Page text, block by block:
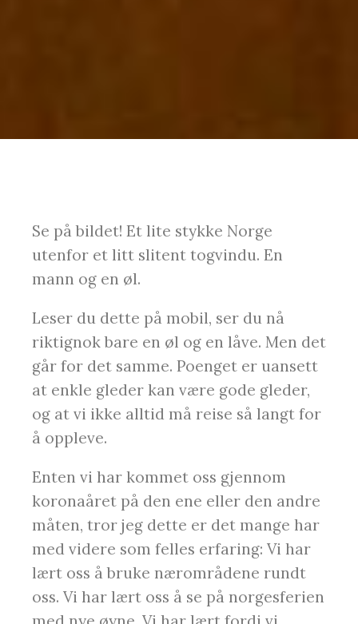
Se på bildet! Et lite stykke Norge
utenfor et litt slitent togvindu. En
mann og en øl.
Leser du dette på mobil, ser du nå
riktignok bare en øl og en låve. Men det
går for det samme. Poenget er uansett
at enkle gleder kan være gode gleder,
og at vi ikke alltid må reise så langt for
å oppleve.
Enten vi har kommet oss gjennom
koronaåret på den ene eller den andre
måten, tror jeg dette er det mange har
med videre som felles erfaring: Vi har
lært oss å bruke nærområdene rundt
oss. Vi har lært oss å se på norgesferien